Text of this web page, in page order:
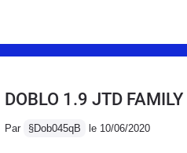
DOBLO 1.9 JTD FAMILY
Par §Dob045qB le 10/06/2020